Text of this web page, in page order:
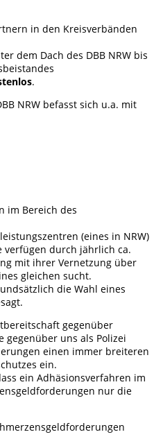
in den Kreisverbänden
dem Dach des DBB NRW bis
.
NRW befasst sich u.a. mit
im Bereich des
(eines in NRW)
verfügen durch jährlich ca.
mit ihrer Vernetzung über
gleichen sucht.
die Wahl eines
gegenüber
gegenüber uns als Polizei
einen immer breiteren
ein.
ein Adhäsionsverfahren im
nur die